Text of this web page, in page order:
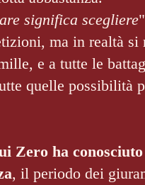
significa scegliere
ma in realtà si
e a tutte le
quelle possibilità
Zero ha
, il periodo dei